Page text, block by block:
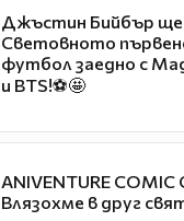
Джъстин Бийбър ще
Световното
футбол заедно с
и BTS!⚽🤩
ANIVENTURE COMIC
Влязохме в друг